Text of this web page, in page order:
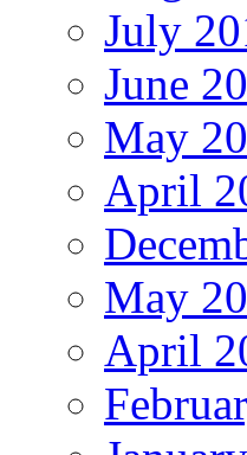
July
June
May
April
May
April